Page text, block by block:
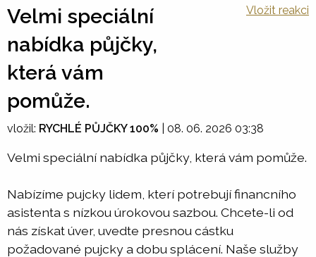
Velmi speciální
nabídka půjčky,
která vám
pomůže.
Vložit reakci
vložil: RYCHLÉ PŮJČKY 100% 08. 06. 2026 03:38
Velmi speciální nabídka půjčky, která vám pomůže.
Nabízíme pujcky lidem, kterí potrebují financního
asistenta s nízkou úrokovou sazbou. Chcete-li od
nás získat úver, uvedte presnou cástku
požadované pujcky a dobu splácení. Naše služby